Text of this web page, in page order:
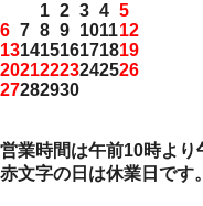
1 2 3 4 5
6 7 8 9 101112
13141516171819
20212223242526
27282930
営業時間は午前10時より
赤文字の日は休業日です。